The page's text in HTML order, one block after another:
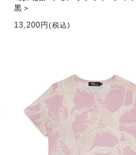
黒＞
13,200円(税込)